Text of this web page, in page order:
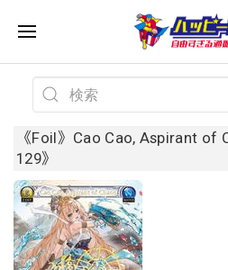
《Foil》Cao Cao, Aspirant of
129》